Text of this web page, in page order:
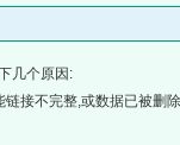
几个原因:
接不完整,或数据已被删